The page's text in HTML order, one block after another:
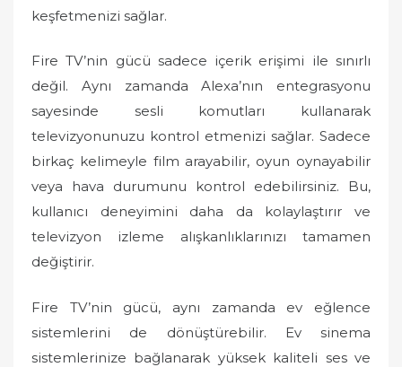
keşfetmenizi sağlar.
Fire TV’nin gücü sadece içerik erişimi ile sınırlı
değil. Aynı zamanda Alexa’nın entegrasyonu
sayesinde sesli komutları kullanarak
televizyonunuzu kontrol etmenizi sağlar. Sadece
birkaç kelimeyle film arayabilir, oyun oynayabilir
veya hava durumunu kontrol edebilirsiniz. Bu,
kullanıcı deneyimini daha da kolaylaştırır ve
televizyon izleme alışkanlıklarınızı tamamen
değiştirir.
Fire TV’nin gücü, aynı zamanda ev eğlence
sistemlerini de dönüştürebilir. Ev sinema
sistemlerinize bağlanarak yüksek kaliteli ses ve